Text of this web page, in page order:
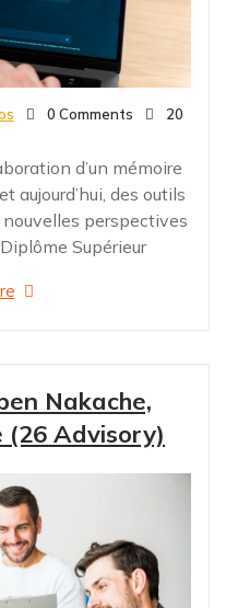
0 Comments
20
d’un mémoire
aujourd’hui, des outils
perspectives
Supérieur
Nakache,
Advisory)